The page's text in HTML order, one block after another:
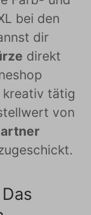
bei den
dir
direkt
kreativ tätig
von